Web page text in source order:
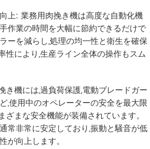
上: 業務用肉挽き機は高度な自動化機
作業の時間を大幅に節約できるだけで
ーを減らし,処理の均一性と衛生を確保
性により,生産ライン全体の操作もスム
き機には,過負荷保護,電動ブレードガー
,使用中のオペレーターの安全を最大限
ざまな安全機能が装備されています。
常非常に安定しており,振動と騒音が低
が向上します。